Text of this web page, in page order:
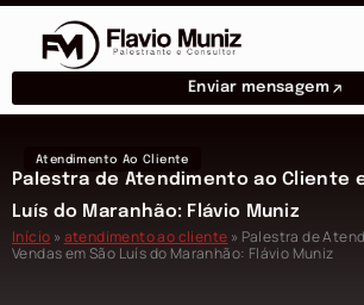
Enviar mensagem
Atendimento Ao Cliente
Palestra de Atendimento ao Cliente
Luís do Maranhão: Flávio Muniz
Início »atendimento ao cliente » Palestra de
Vendas em São Luís do Maranhão: Flávio Muniz